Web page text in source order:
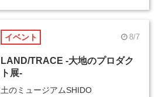
イベント 8/7
LAND/TRACE -大地のプロダク
ト展-
土のミュージアムSHIDO